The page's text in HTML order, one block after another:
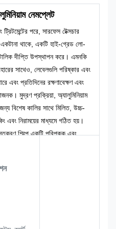
নেমপ্লেট
ট্রিটমেন্টের পরে, সারফেস টেক্সচার
থাকে, একটি হাই-গ্রেড লো-
দীপ্তি উপস্থাপন করে। এমনকি
সাথেও, লেবেলগুলি পরিষ্কার এবং
এবং প্রতিদিনের রক্ষণাবেক্ষণ এবং
মুদ্রণ প্রক্রিয়া, অ্যালুমিনিয়াম
বিশেষ কালির সাথে মিলিত, উচ্চ-
এবং নিরাময়ের মাধ্যমে গঠিত হয়।
শিল্পে একটি পরিপক্ক এবং
জন্য উপযুক্ত।